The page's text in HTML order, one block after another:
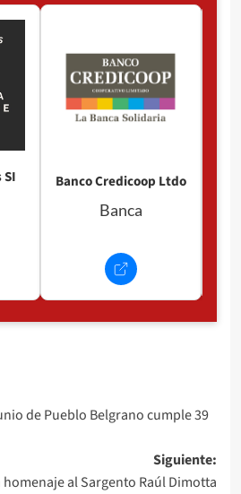
Banco Credicoop Ltdo
Banca
de Pueblo Belgrano cumple 39
Siguiente:
al Sargento Raúl Dimotta